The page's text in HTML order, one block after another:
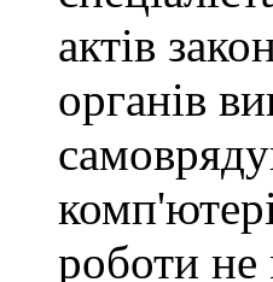
актів
органів
роботи не